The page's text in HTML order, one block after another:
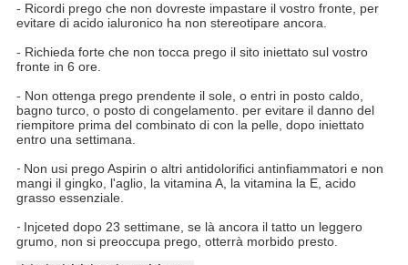
- Ricordi prego che non dovreste impastare il vostro fronte, per
evitare di acido ialuronico ha non stereotipare ancora.
- Richieda forte che non tocca prego il sito iniettato sul vostro
fronte in 6 ore.
- Non ottenga prego prendente il sole, o entri in posto caldo,
bagno turco, o posto di congelamento. per evitare il danno del
riempitore prima del combinato di con la pelle, dopo iniettato
entro una settimana.
- Non usi prego Aspirin o altri antidolorifici antinfiammatori e non
mangi il gingko, l'aglio, la vitamina A, la vitamina la E, acido
grasso essenziale.
- Injceted dopo 23 settimane, se là ancora il tatto un leggero
grumo, non si preoccupa prego, otterrà morbido presto.